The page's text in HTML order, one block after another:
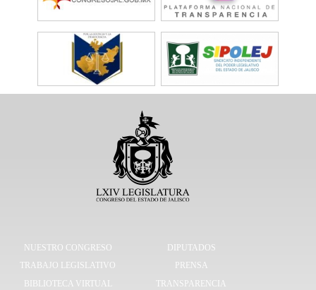
NUESTRO CONGRESO
DIPUTADOS
TRABAJO LEGISLATIVO
PRENSA
BIBLIOTECA VIRTUAL
TRANSPARENCIA